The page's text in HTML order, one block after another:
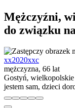
Mężczyźni,
do związku
xx2020xxc
mężczyzna, 66 lat
Gostyń, wielkopolskie
jestem sam, dzieci